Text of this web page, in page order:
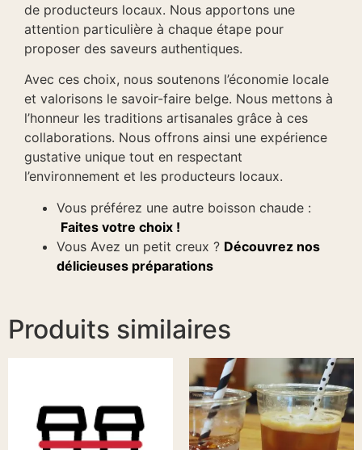
de producteurs locaux. Nous apportons une
attention particulière à chaque étape pour
proposer des saveurs authentiques.
Avec ces choix, nous soutenons l’économie locale
et valorisons le savoir-faire belge. Nous mettons à
l’honneur les traditions artisanales grâce à ces
collaborations. Nous offrons ainsi une expérience
gustative unique tout en respectant
l’environnement et les producteurs locaux.
Vous préférez une autre boisson chaude :
Faites votre choix !
Vous Avez un petit creux ? Découvrez nos
délicieuses préparations
Produits similaires